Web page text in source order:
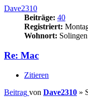
Dave2310
Beiträge: 40
Registriert:
Wohnort:
Re: Mac
Zitieren
Beitrag von Dave2310 »